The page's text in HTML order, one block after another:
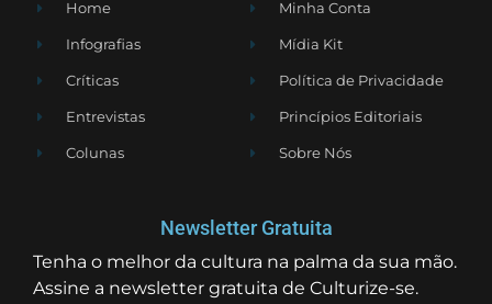
Home
Infografias
Críticas
Entrevistas
Colunas
Minha Conta
Mídia Kit
Política de Privacidade
Princípios Editoriais
Sobre Nós
Newsletter Gratuita
Tenha o melhor da cultura na palma da sua mão.
Assine a newsletter gratuita de Culturize-se.